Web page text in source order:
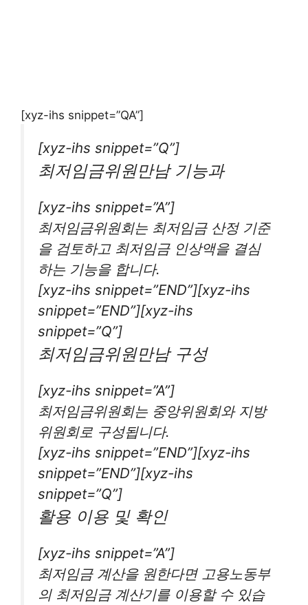
[xyz-ihs snippet=”QA”]
[xyz-ihs snippet=”Q”]
최저임금위원만남 기능과
[xyz-ihs snippet=”A”]
최저임금위원회는 최저임금 산정 기준
을 검토하고 최저임금 인상액을 결심
하는 기능을 합니다.
[xyz-ihs snippet=”END”][xyz-ihs
snippet=”END”][xyz-ihs
snippet=”Q”]
최저임금위원만남 구성
[xyz-ihs snippet=”A”]
최저임금위원회는 중앙위원회와 지방
위원회로 구성됩니다.
[xyz-ihs snippet=”END”][xyz-ihs
snippet=”END”][xyz-ihs
snippet=”Q”]
활용 이용 및 확인
[xyz-ihs snippet=”A”]
최저임금 계산을 원한다면 고용노동부
의 최저임금 계산기를 이용할 수 있습